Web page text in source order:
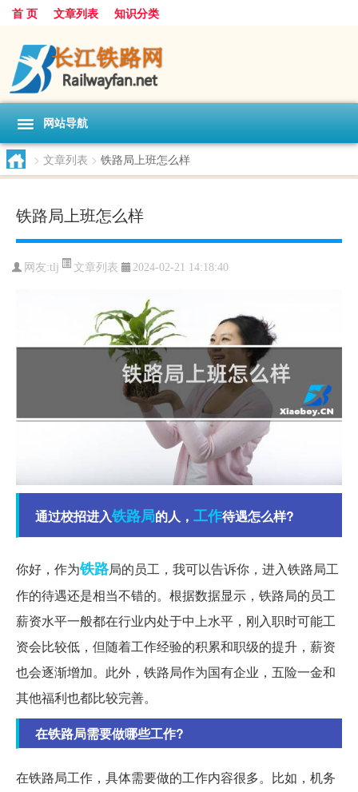
首 页 文章列表 知识分类
网站导航
> 文章列表 > 铁路局上班怎么样
铁路局上班怎么样
网友:tlj 文章列表 2024-02-21 14:18:40
通过校招进入铁路局的人， 工作待遇怎么样?
你好，作为铁路局的员工，我可以告诉你，进入铁路局工
作的待遇还是相当不错的。根据数据显示，铁路局的员工
薪资水平一般都在行业内处于中上水平，刚入职时可能工
资会比较低，但随着工作经验的积累和职级的提升，薪资
也会逐渐增加。此外，铁路局作为国有企业，五险一金和
其他福利也都比较完善。
在铁路局需要做哪些工作?
在铁路局工作，具体需要做的工作内容很多。比如，机务